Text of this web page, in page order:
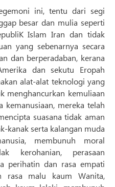
ini, tentu dari segi
besar dan mulia seperti
Islam Iran dan tidak
yang sebenarnya secara
dan berperadaban, kerana
dan sekutu Eropah
alat-alat teknologi yang
menghancurkan kemuliaan
kemanusiaan, mereka telah
suasana tidak aman
kanak serta kalangan muda
membunuh moral
kerohanian, perasaan
perihatin dan rasa empati
rasa malu kaum Wanita,